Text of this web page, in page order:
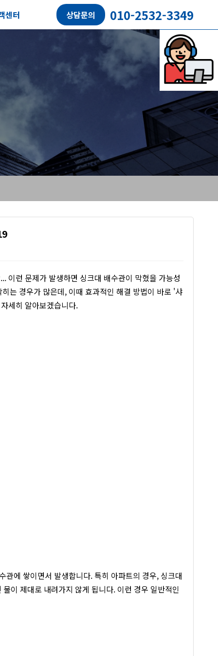
센터
후기
상담문의 010-2532-3349
이런 문제가 발생하면 싱크대 배수관이 막혔을 가능성
는 경우가 많은데, 이때 효과적인 해결 방법이 바로 '샤
세히 알아보겠습니다.
에 쌓이면서 발생합니다. 특히 아파트의 경우, 싱크대
이 제대로 내려가지 않게 됩니다. 이런 경우 일반적인